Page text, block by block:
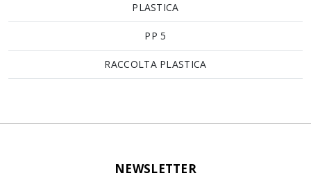
PLASTICA
PP 5
RACCOLTA PLASTICA
NEWSLETTER